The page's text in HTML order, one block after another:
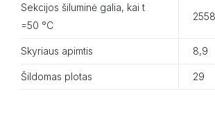
Sekcijos šiluminė galia, kai t
=50 °C
Skyriaus apimtis 8,9
Šildomas plotas 29